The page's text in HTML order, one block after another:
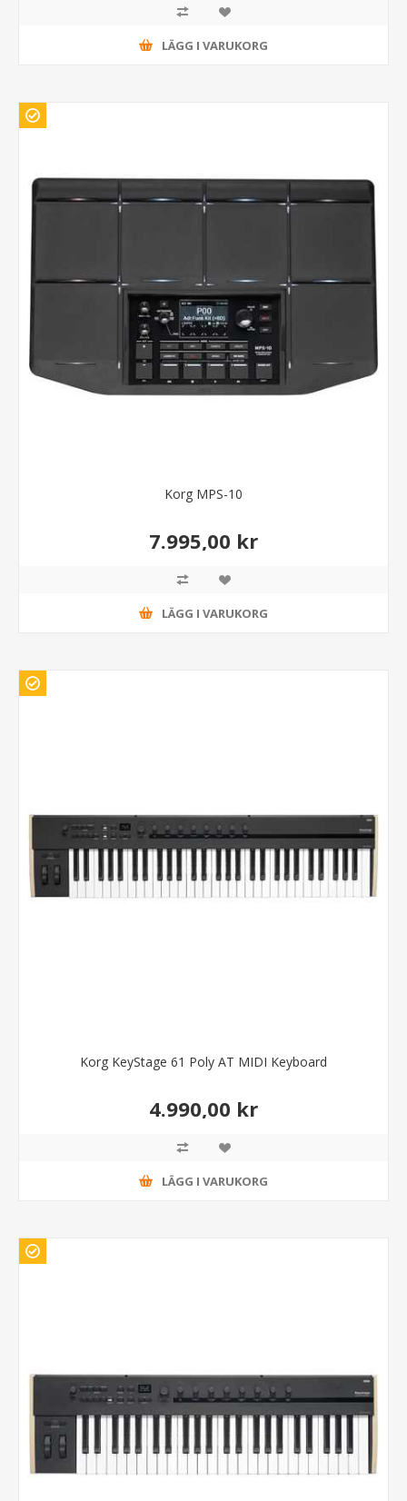
LÄGG I VARUKORG
Korg MPS-10
7.995,00 kr
LÄGG I VARUKORG
Korg KeyStage 61 Poly AT MIDI Keyboard
4.990,00 kr
LÄGG I VARUKORG